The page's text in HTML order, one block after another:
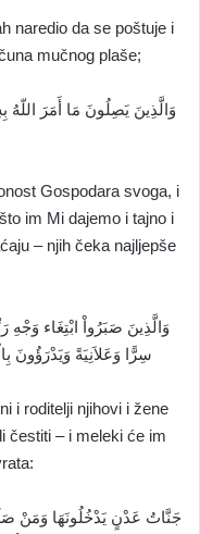
naredio da se poštuje i
mučnog plaše;
وَالَّذِينَ يَصِلُونَ مَا أَمَرَ
Gospodara svoga, i
im Mi dajemo i tajno i
– njih čeka najljepše
وَالَّذِينَ صَبَرُواْ ابْتِغَاء وَجْهِ
سِرًّا وَعَلاَنِيَةً وَيَدْرَؤُونَ
i roditelji njihovi i žene
čestiti – i meleki će im
جَنَّاتُ عَدْنٍ يَدْخُلُونَهَا وَمَنْ